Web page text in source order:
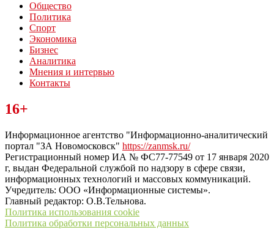
Общество
Политика
Спорт
Экономика
Бизнес
Аналитика
Мнения и интервью
Контакты
Читайте последние новости дня в Тульской области на сайте
“ЗаНовомосковск”
16+
Информационное агентство "Информационно-аналитический
портал "ЗА Новомосковск" https://zanmsk.ru/
Регистрационный номер ИА № ФС77-77549 от 17 января 2020
г, выдан Федеральной службой по надзору в сфере связи,
информационных технологий и массовых коммуникаций.
Учредитель: ООО «Информационные системы».
Главный редактор: О.В.Тельнова.
Политика использования cookie
Политика обработки персональных данных